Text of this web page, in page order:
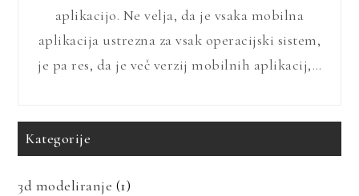
aplikacijo. Ne velja, da je vsaka mobilna
aplikacija ustrezna za vsak operacijski sistem,
je pa res, da je več verzij mobilnih aplikacij,…
Kategorije
3d modeliranje (1)